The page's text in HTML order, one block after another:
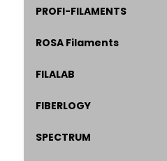
PROFI-FILAMENTS
ROSA Filaments
FILALAB
FIBERLOGY
SPECTRUM